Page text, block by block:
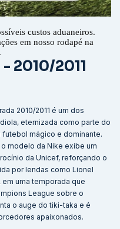
custos aduaneiros.
em nosso rodapé na
2010/2011
2010/2011 é um dos
eternizada como parte do
mágico e dominante.
modelo da Nike exibe um
da Unicef, reforçando o
por lendas como Lionel
em uma temporada que
League sobre o
o auge do tiki-taka e é
apaixonados.